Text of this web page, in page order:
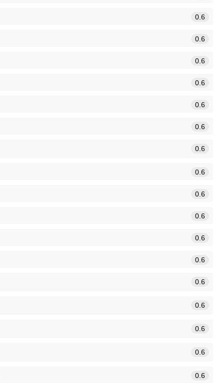
0.6
0.6
0.6
0.6
0.6
0.6
0.6
0.6
0.6
0.6
0.6
0.6
0.6
0.6
0.6
0.6
0.6